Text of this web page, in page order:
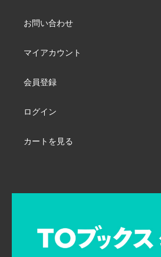
お問い合わせ
マイアカウント
会員登録
ログイン
カートを見る